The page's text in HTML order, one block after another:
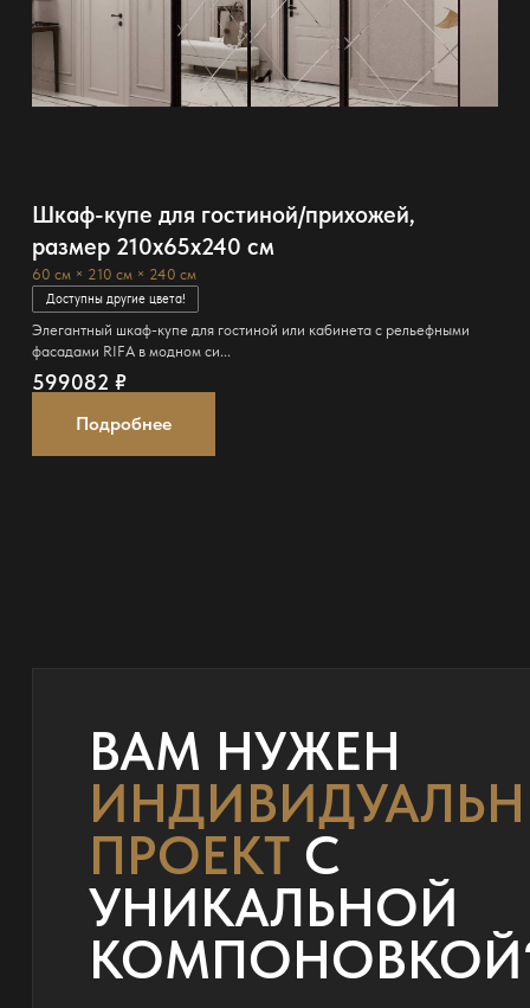
Шкаф-купе для гостиной/прихожей,
размер 210x65x240 см
60 см × 210 см × 240 см
Доступны другие цвета!
Элегантный шкаф-купе для гостиной или кабинета с рельефными
фасадами RIFA в модном си...
599082 ₽
Подробнее
ВАМ НУЖЕН
ПРОЕКТС
УНИКАЛЬНОЙ